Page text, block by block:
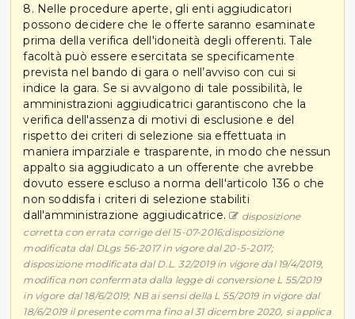
8. Nelle procedure aperte, gli enti aggiudicatori
possono decidere che le offerte saranno esaminate
prima della verifica dell'idoneità degli offerenti. Tale
facoltà può essere esercitata se specificamente
prevista nel bando di gara o nell’avviso con cui si
indice la gara. Se si avvalgono di tale possibilità, le
amministrazioni aggiudicatrici garantiscono che la
verifica dell'assenza di motivi di esclusione e del
rispetto dei criteri di selezione sia effettuata in
maniera imparziale e trasparente, in modo che nessun
appalto sia aggiudicato a un offerente che avrebbe
dovuto essere escluso a norma dell'articolo 136 o che
non soddisfa i criteri di selezione stabiliti
dall'amministrazione aggiudicatrice.
disposizione
corretta con errata corrige del 15-07-2016;disposizione
modificata dal DLgs 56-2017 in vigore dal 20-5-2017;
disposizione modificata dal D.L. 32/2019 in vigore dal 19/4/2019,
modifica non confermata dalla legge di conversione L 55/2019
in vigore dal 18/6/2019; NB ai sensi della L 55/2019 in vigore dal
18/6/2019 il presente comma fino al 31 dicembre 2020, si applica